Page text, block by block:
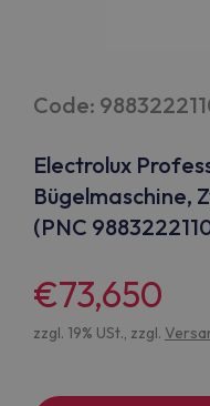
Code:
Electrolux
Bügelmaschine,
(PNC
€73,650
zzgl. 19% USt., zzgl.